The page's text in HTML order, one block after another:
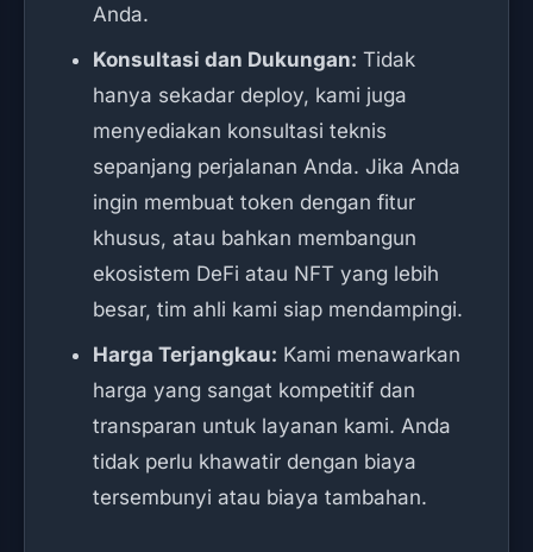
Anda.
Konsultasi dan Dukungan: Tidak
hanya sekadar deploy, kami juga
menyediakan konsultasi teknis
sepanjang perjalanan Anda. Jika Anda
ingin membuat token dengan fitur
khusus, atau bahkan membangun
ekosistem DeFi atau NFT yang lebih
besar, tim ahli kami siap mendampingi.
Harga Terjangkau: Kami menawarkan
harga yang sangat kompetitif dan
transparan untuk layanan kami. Anda
tidak perlu khawatir dengan biaya
tersembunyi atau biaya tambahan.